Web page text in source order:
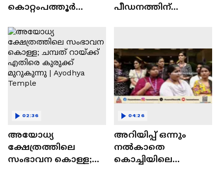
കൊറ്റംപത്തൂർ
മണ്ണിടിച്ചിൽ | Thrissur
പീഡനത്തിന്
| POCSO Case
അയോധ്യ
ക്ഷേത്രത്തിലെ
സംഭാവന കൊള്ള;
02:36
അറിയിപ്പ് ഒന്നും
നൽകാതെ
കൊച്ചിയിലെ
04:26